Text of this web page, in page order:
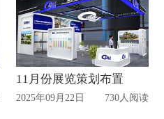
11月份展览策划布置
2025年09月22日 730人阅读